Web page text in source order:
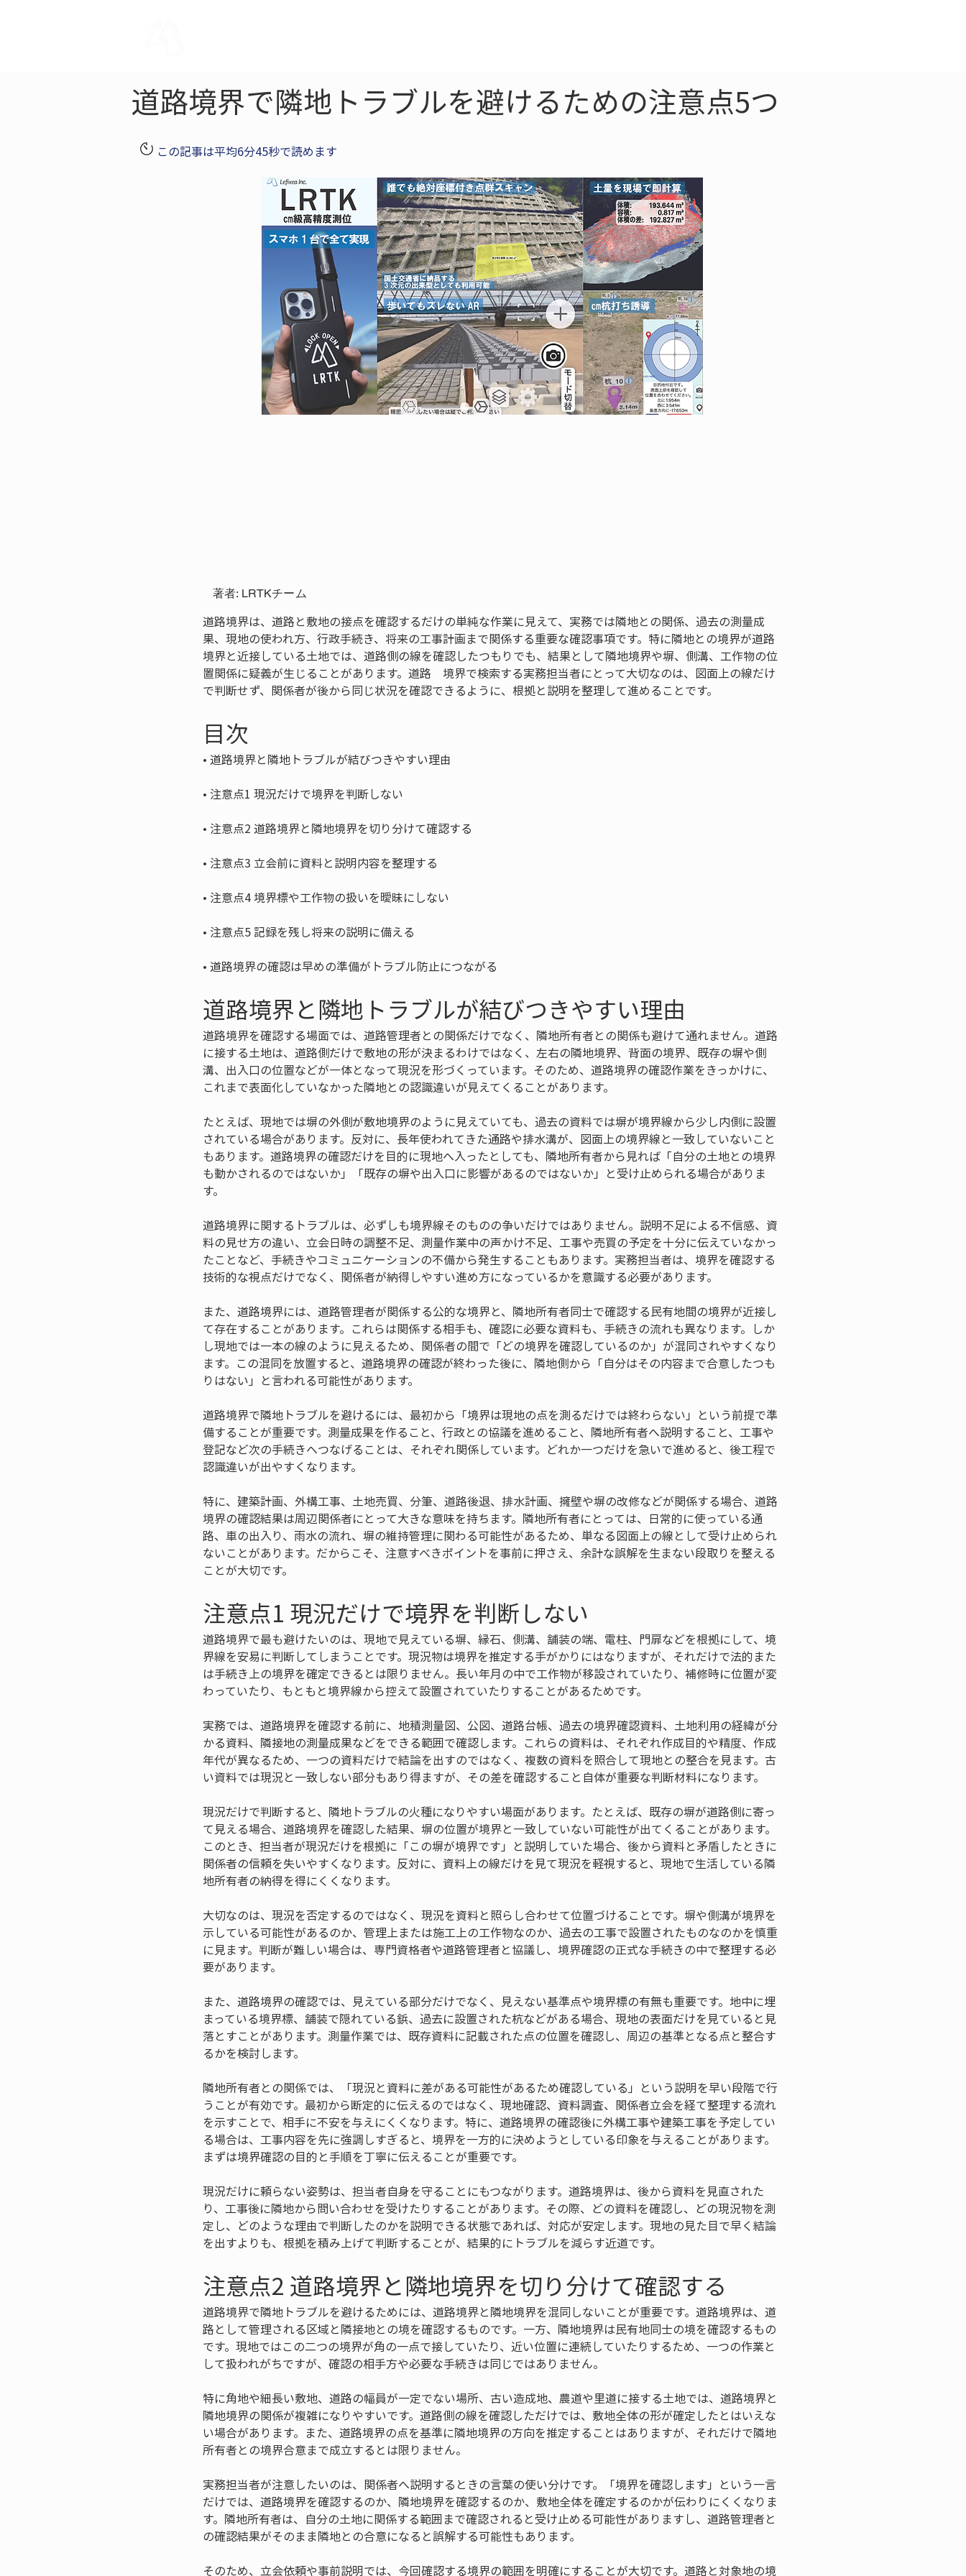
道路境界で隣地トラブルを避けるための注意点5つ
この記事は平均6分45秒で読めます
著者: LRTKチーム
道路境界は、道路と敷地の接点を確認するだけの単純な作業に見えて、実務では隣地との関係、過去の測量成
果、現地の使われ方、行政手続き、将来の工事計画まで関係する重要な確認事項です。特に隣地との境界が道路
境界と近接している土地では、道路側の線を確認したつもりでも、結果として隣地境界や塀、側溝、工作物の位
置関係に疑義が生じることがあります。道路　境界で検索する実務担当者にとって大切なのは、図面上の線だけ
で判断せず、関係者が後から同じ状況を確認できるように、根拠と説明を整理して進めることです。
目次
•
•
•
•
•
•
• 道路境界の確認は早めの準備がトラブル防止につながる
道路境界と隣地トラブルが結びつきやすい理由
道路境界を確認する場面では、道路管理者との関係だけでなく、隣地所有者との関係も避けて通れません。道路
に接する土地は、道路側だけで敷地の形が決まるわけではなく、左右の隣地境界、背面の境界、既存の塀や側
溝、出入口の位置などが一体となって現況を形づくっています。そのため、道路境界の確認作業をきっかけに、
これまで表面化していなかった隣地との認識違いが見えてくることがあります。
たとえば、現地では塀の外側が敷地境界のように見えていても、過去の資料では塀が境界線から少し内側に設置
されている場合があります。反対に、長年使われてきた通路や排水溝が、図面上の境界線と一致していないこと
もあります。道路境界の確認だけを目的に現地へ入ったとしても、隣地所有者から見れば「自分の土地との境界
も動かされるのではないか」「既存の塀や出入口に影響があるのではないか」と受け止められる場合がありま
す。
道路境界に関するトラブルは、必ずしも境界線そのものの争いだけではありません。説明不足による不信感、資
料の見せ方の違い、立会日時の調整不足、測量作業中の声かけ不足、工事や売買の予定を十分に伝えていなかっ
たことなど、手続きやコミュニケーションの不備から発生することもあります。実務担当者は、境界を確認する
技術的な視点だけでなく、関係者が納得しやすい進め方になっているかを意識する必要があります。
また、道路境界には、道路管理者が関係する公的な境界と、隣地所有者同士で確認する民有地間の境界が近接し
て存在することがあります。これらは関係する相手も、確認に必要な資料も、手続きの流れも異なります。しか
し現地では一本の線のように見えるため、関係者の間で「どの境界を確認しているのか」が混同されやすくなり
ます。この混同を放置すると、道路境界の確認が終わった後に、隣地側から「自分はその内容まで合意したつも
りはない」と言われる可能性があります。
道路境界で隣地トラブルを避けるには、最初から「境界は現地の点を測るだけでは終わらない」という前提で準
備することが重要です。測量成果を作ること、行政との協議を進めること、隣地所有者へ説明すること、工事や
登記など次の手続きへつなげることは、それぞれ関係しています。どれか一つだけを急いで進めると、後工程で
認識違いが出やすくなります。
特に、建築計画、外構工事、土地売買、分筆、道路後退、排水計画、擁壁や塀の改修などが関係する場合、道路
境界の確認結果は周辺関係者にとって大きな意味を持ちます。隣地所有者にとっては、日常的に使っている通
路、車の出入り、雨水の流れ、塀の維持管理に関わる可能性があるため、単なる図面上の線として受け止められ
ないことがあります。だからこそ、注意すべきポイントを事前に押さえ、余計な誤解を生まない段取りを整える
ことが大切です。
注意点1 現況だけで境界を判断しない
道路境界で最も避けたいのは、現地で見えている塀、縁石、側溝、舗装の端、電柱、門扉などを根拠にして、境
界線を安易に判断してしまうことです。現況物は境界を推定する手がかりにはなりますが、それだけで法的また
は手続き上の境界を確定できるとは限りません。長い年月の中で工作物が移設されていたり、補修時に位置が変
わっていたり、もともと境界線から控えて設置されていたりすることがあるためです。
実務では、道路境界を確認する前に、地積測量図、公図、道路台帳、過去の境界確認資料、土地利用の経緯が分
かる資料、隣接地の測量成果などをできる範囲で確認します。これらの資料は、それぞれ作成目的や精度、作成
年代が異なるため、一つの資料だけで結論を出すのではなく、複数の資料を照合して現地との整合を見ます。古
い資料では現況と一致しない部分もあり得ますが、その差を確認すること自体が重要な判断材料になります。
現況だけで判断すると、隣地トラブルの火種になりやすい場面があります。たとえば、既存の塀が道路側に寄っ
て見える場合、道路境界を確認した結果、塀の位置が境界と一致していない可能性が出てくることがあります。
このとき、担当者が現況だけを根拠に「この塀が境界です」と説明していた場合、後から資料と矛盾したときに
関係者の信頼を失いやすくなります。反対に、資料上の線だけを見て現況を軽視すると、現地で生活している隣
地所有者の納得を得にくくなります。
大切なのは、現況を否定するのではなく、現況を資料と照らし合わせて位置づけることです。塀や側溝が境界を
示している可能性があるのか、管理上または施工上の工作物なのか、過去の工事で設置されたものなのかを慎重
に見ます。判断が難しい場合は、専門資格者や道路管理者と協議し、境界確認の正式な手続きの中で整理する必
要があります。
また、道路境界の確認では、見えている部分だけでなく、見えない基準点や境界標の有無も重要です。地中に埋
まっている境界標、舗装で隠れている鋲、過去に設置された杭などがある場合、現地の表面だけを見ていると見
落とすことがあります。測量作業では、既存資料に記載された点の位置を確認し、周辺の基準となる点と整合す
るかを検討します。
隣地所有者との関係では、「現況と資料に差がある可能性があるため確認している」という説明を早い段階で行
うことが有効です。最初から断定的に伝えるのではなく、現地確認、資料調査、関係者立会を経て整理する流れ
を示すことで、相手に不安を与えにくくなります。特に、道路境界の確認後に外構工事や建築工事を予定してい
る場合は、工事内容を先に強調しすぎると、境界を一方的に決めようとしている印象を与えることがあります。
まずは境界確認の目的と手順を丁寧に伝えることが重要です。
現況だけに頼らない姿勢は、担当者自身を守ることにもつながります。道路境界は、後から資料を見直された
り、工事後に隣地から問い合わせを受けたりすることがあります。その際、どの資料を確認し、どの現況物を測
定し、どのような理由で判断したのかを説明できる状態であれば、対応が安定します。現地の見た目で早く結論
を出すよりも、根拠を積み上げて判断することが、結果的にトラブルを減らす近道です。
注意点2 道路境界と隣地境界を切り分けて確認する
道路境界で隣地トラブルを避けるためには、道路境界と隣地境界を混同しないことが重要です。道路境界は、道
路として管理される区域と隣接地との境を確認するものです。一方、隣地境界は民有地同士の境を確認するもの
です。現地ではこの二つの境界が角の一点で接していたり、近い位置に連続していたりするため、一つの作業と
して扱われがちですが、確認の相手方や必要な手続きは同じではありません。
特に角地や細長い敷地、道路の幅員が一定でない場所、古い造成地、農道や里道に接する土地では、道路境界と
隣地境界の関係が複雑になりやすいです。道路側の線を確認しただけでは、敷地全体の形が確定したとはいえな
い場合があります。また、道路境界の点を基準に隣地境界の方向を推定することはありますが、それだけで隣地
所有者との境界合意まで成立するとは限りません。
実務担当者が注意したいのは、関係者へ説明するときの言葉の使い分けです。「境界を確認します」という一言
だけでは、道路境界を確認するのか、隣地境界を確認するのか、敷地全体を確定するのかが伝わりにくくなりま
す。隣地所有者は、自分の土地に関係する範囲まで確認されると受け止める可能性がありますし、道路管理者と
の確認結果がそのまま隣地との合意になると誤解する可能性もあります。
そのため、立会依頼や事前説明では、今回確認する境界の範囲を明確にすることが大切です。道路と対象地の境